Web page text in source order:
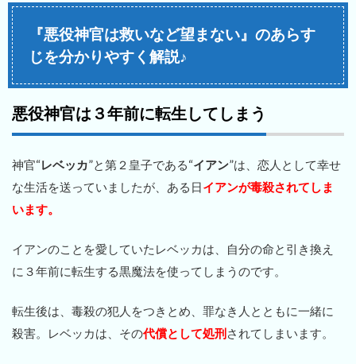
『悪役神官は救いなど望まない』のあらす
じを分かりやすく解説♪
悪役神官は３年前に転生してしまう
神官“レベッカ”と第２皇子である“イアン”は、恋人として幸せ
な生活を送っていましたが、ある日イアンが毒殺されてしま
います。
イアンのことを愛していたレベッカは、自分の命と引き換え
に３年前に転生する黒魔法を使ってしまうのです。
転生後は、毒殺の犯人をつきとめ、罪なき人とともに一緒に
殺害。レベッカは、その代償として処刑されてしまいます。